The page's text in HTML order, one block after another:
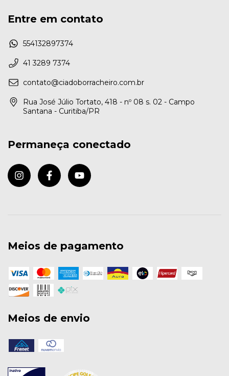
Entre em contato
554132897374
41 3289 7374
contato@ciadoborracheiro.com.br
Rua José Júlio Tortato, 418 - nº 08 s. 02 - Campo
Santana - Curitiba/PR
Permaneça conectado
Meios de pagamento
Meios de envio